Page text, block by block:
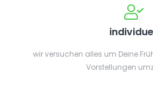
wir versuchen alles um Deine
Vorstellungen